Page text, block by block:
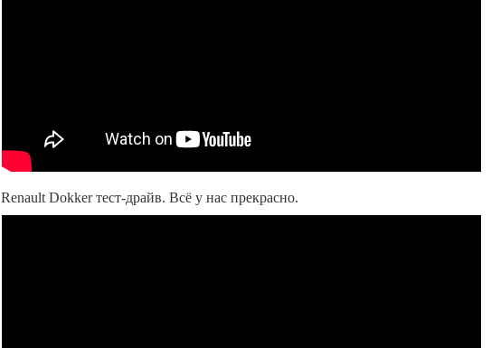
Renault Dokker тест-драйв. Всё у нас прекрасно.